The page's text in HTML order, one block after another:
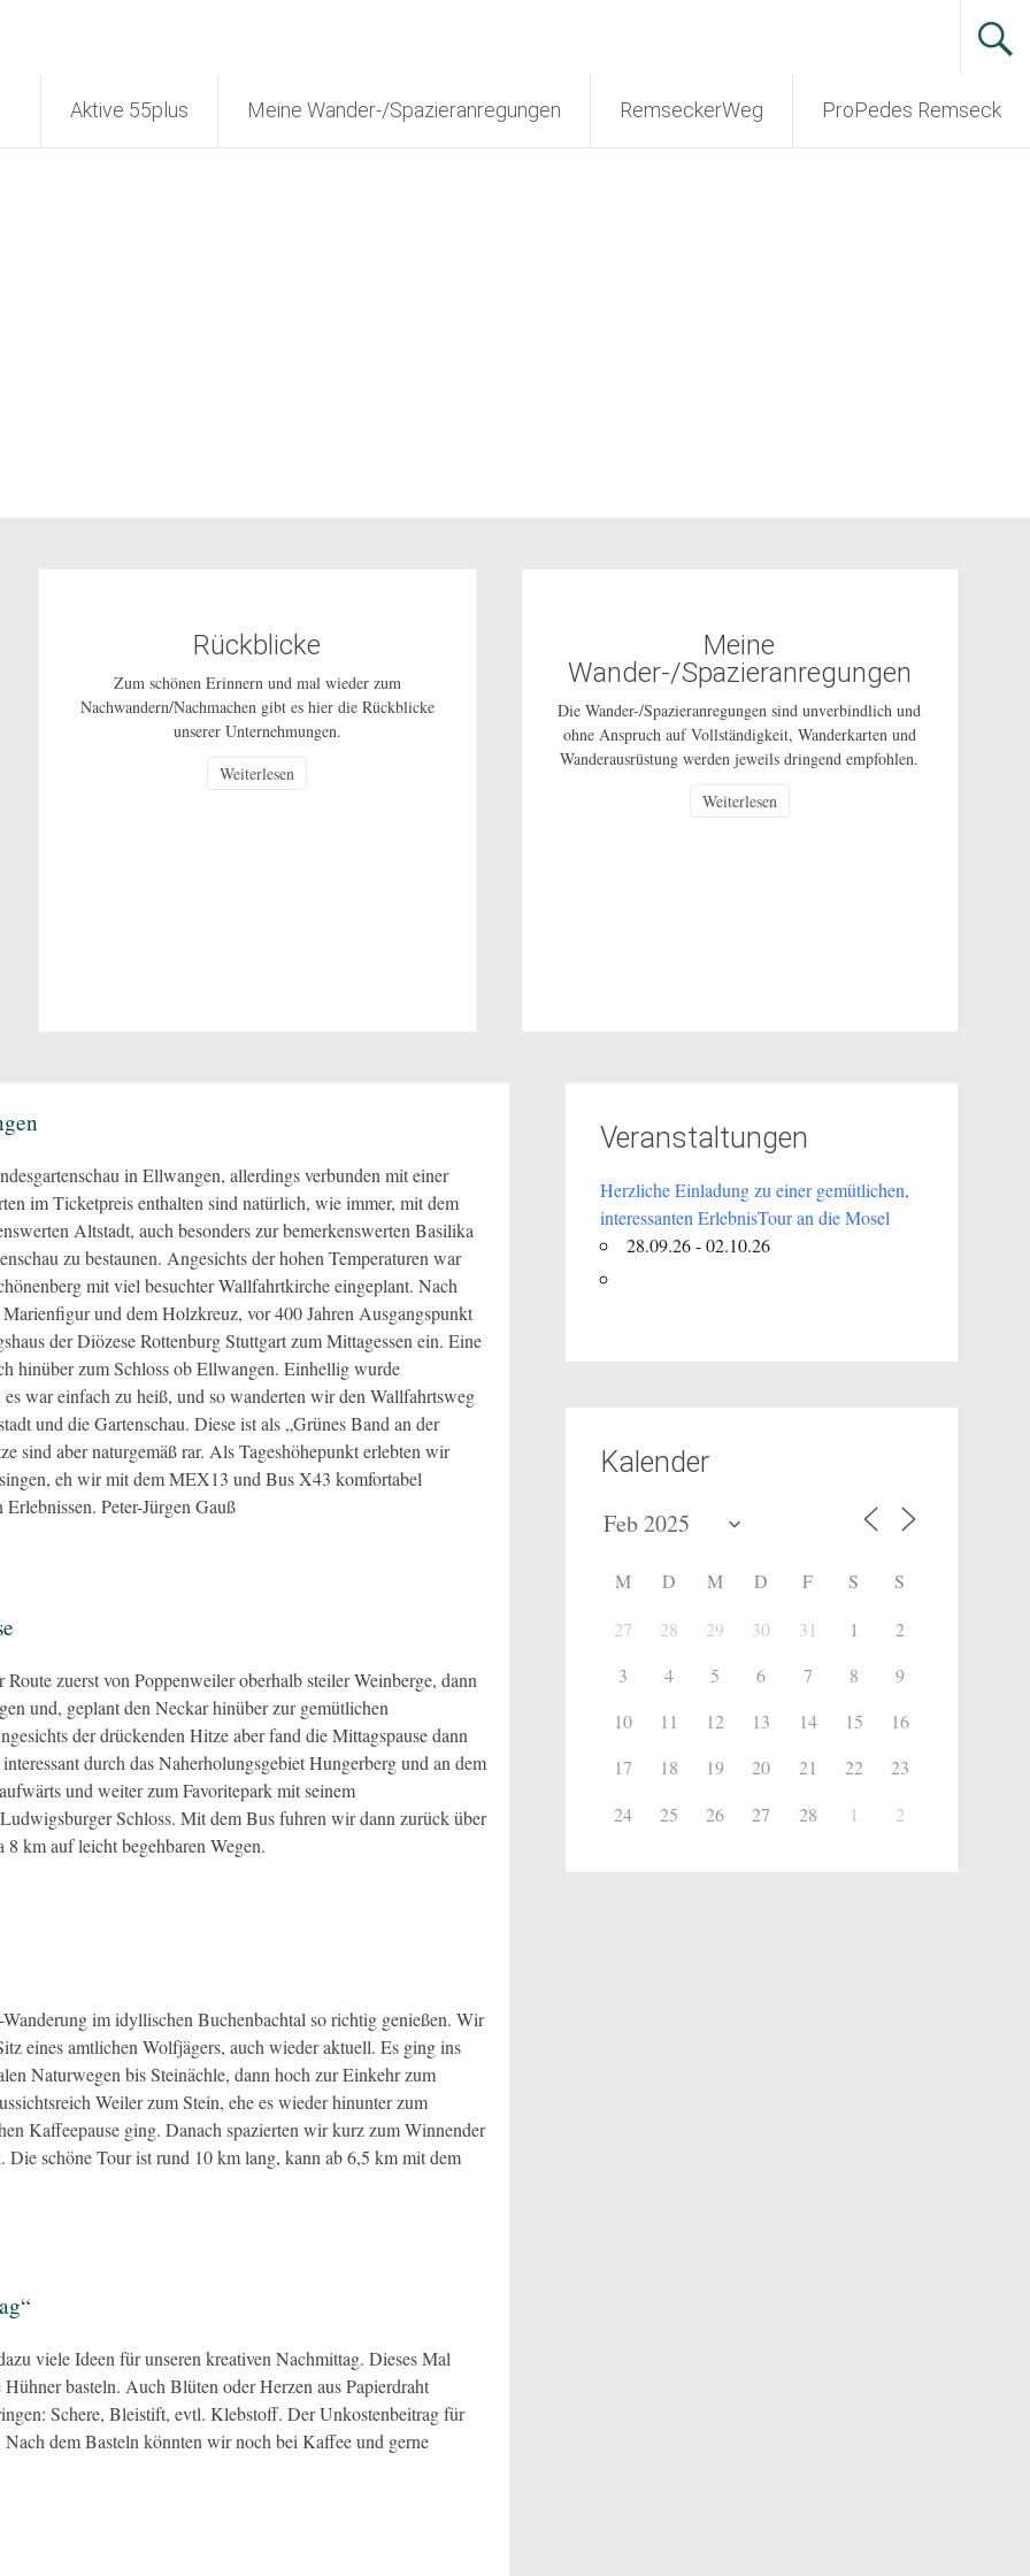
Aktive 55plus Meine Wander-/Spazieranregungen RemseckerWeg ProPedes Remseck
Rückblicke
Zum schönen Erinnern und mal wieder zum
Nachwandern/Nachmachen gibt es hier die Rückblicke
unserer Unternehmungen.
Weiterlesen
Meine
Wander-/Spazieranregungen
Die Wander-/Spazieranregungen sind unverbindlich und
ohne Anspruch auf Vollständigkeit, Wanderkarten und
Wanderausrüstung werden jeweils dringend empfohlen.
auf eigenes Risiko und sind nur für den privaten
Weiterlesen
in Ellwangen, allerdings verbunden mit einer
im Ticketpreis enthalten sind natürlich, wie immer, mit dem
Altstadt, auch besonders zur bemerkenswerten Basilika
zu bestaunen. Angesichts der hohen Temperaturen war
mit viel besuchter Wallfahrtkirche eingeplant. Nach
und dem Holzkreuz, vor 400 Jahren Ausgangspunkt
der Diözese Rottenburg Stuttgart zum Mittagessen ein. Eine
hinüber zum Schloss ob Ellwangen. Einhellig wurde
war einfach zu heiß, und so wanderten wir den Wallfahrtsweg
und die Gartenschau. Diese ist als „Grünes Band an der
sind aber naturgemäß rar. Als Tageshöhepunkt erlebten wir
eh wir mit dem MEX13 und Bus X43 komfortabel
Peter-Jürgen Gauß
zuerst von Poppenweiler oberhalb steiler Weinberge, dann
und, geplant den Neckar hinüber zur gemütlichen
der drückenden Hitze aber fand die Mittagspause dann
durch das Naherholungsgebiet Hungerberg und an dem
und weiter zum Favoritepark mit seinem
Schloss. Mit dem Bus fuhren wir dann zurück über
km auf leicht begehbaren Wegen.
im idyllischen Buchenbachtal so richtig genießen. Wir
eines amtlichen Wolfjägers, auch wieder aktuell. Es ging ins
Naturwegen bis Steinächle, dann hoch zur Einkehr zum
Weiler zum Stein, ehe es wieder hinunter zum
Kaffeepause ging. Danach spazierten wir kurz zum Winnender
schöne Tour ist rund 10 km lang, kann ab 6,5 km mit dem
viele Ideen für unseren kreativen Nachmittag. Dieses Mal
basteln. Auch Blüten oder Herzen aus Papierdraht
Schere, Bleistift, evtl. Klebstoff. Der Unkostenbeitrag für
dem Basteln könnten wir noch bei Kaffee und gerne
Veranstaltungen
Herzliche Einladung zu einer gemütlichen,
interessanten ErlebnisTour an die Mosel
28.09.26 - 02.10.26
Kalender
M D M D F S S
27 28 29 30 31 1
2
3
4 5 6 7 8
9
10
11 12 13 14 15
16
17
18 19 20 21 22
23
24
25 26 27 28 1 2